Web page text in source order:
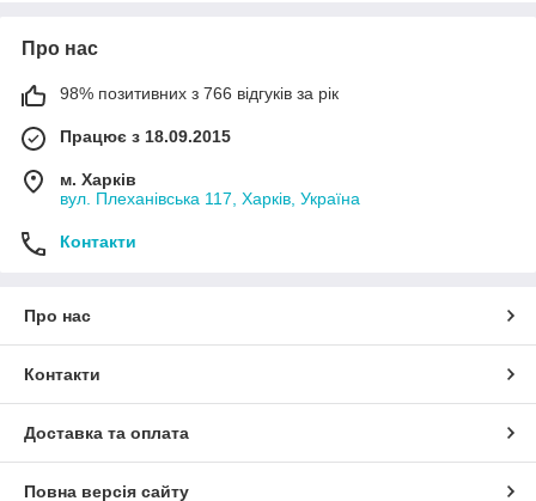
Про нас
98% позитивних з 766 відгуків за рік
Працює з 18.09.2015
м. Харків
вул. Плеханівська 117, Харків, Україна
Контакти
Про нас
Контакти
Доставка та оплата
Повна версія сайту